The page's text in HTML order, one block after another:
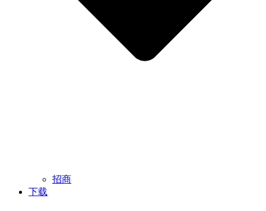
招商
下载